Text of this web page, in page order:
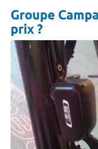
Groupe
prix ?